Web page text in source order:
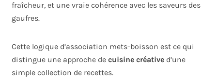
fraîcheur, et une vraie cohérence avec les saveurs des
gaufres.
Cette logique d’association mets-boisson est ce qui
distingue une approche de cuisine créative d’une
simple collection de recettes.